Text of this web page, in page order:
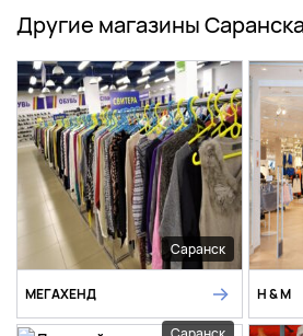
Другие магазины Саранска
Саранск
МЕГАХЕНД H & M